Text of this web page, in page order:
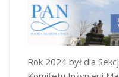
Rok 2024 był dla